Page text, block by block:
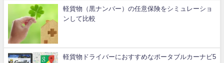
軽貨物（黒ナンバー）の任意保険をシミュレーショ
ンして比較
軽貨物ドライバーにおすすめなポータブルカーナビ5